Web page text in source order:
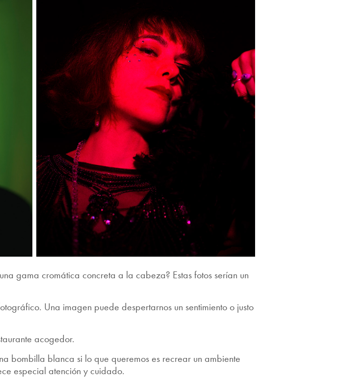
gama cromática concreta a la cabeza? Estas fotos serían un
Una imagen puede despertarnos un sentimiento o justo
acogedor.
bombilla blanca si lo que queremos es recrear un ambiente
especial atención y cuidado.